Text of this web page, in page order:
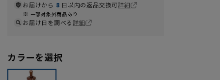
お届けから 8 日以内の返品交換可詳細
一部対象外商品あり
お届け日を調べる詳細
カラーを選択